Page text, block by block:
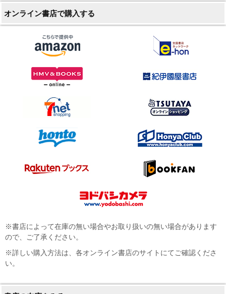
オンライン書店で購入する
※書店によって在庫の無い場合やお取り扱いの無い場合があります
ので、ご了承ください。
※詳しい購入方法は、各オンライン書店のサイトにてご確認くださ
い。